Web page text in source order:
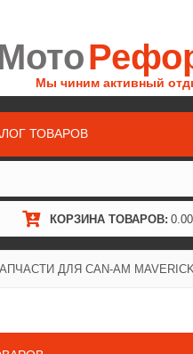
Мы чиним активный
ТОВАРОВ
КОРЗИНА ТОВАРОВ:
ДЛЯ CAN-AM